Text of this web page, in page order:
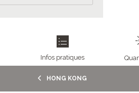
Infos pratiques
HONG KONG